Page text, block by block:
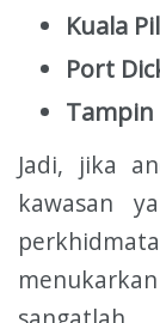
Kuala
Port
Tampin
Jadi, jika
kawasan